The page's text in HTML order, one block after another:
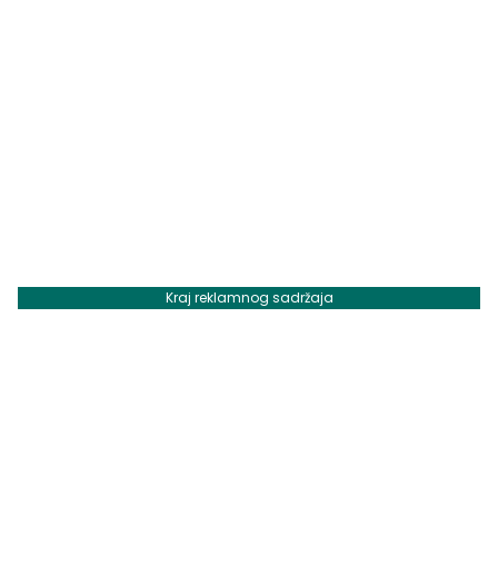
Kraj reklamnog sadržaja